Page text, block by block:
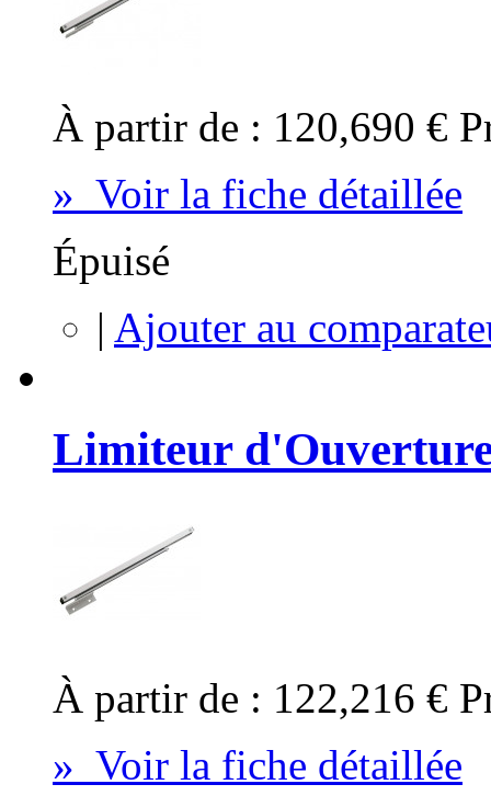
À partir de : 120,690 €
» Voir la fiche détaillée
Épuisé
| Ajouter au
Limiteur
À partir de : 122,216 €
» Voir la fiche détaillée